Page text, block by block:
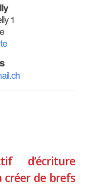
1
d’écriture
créer de brefs